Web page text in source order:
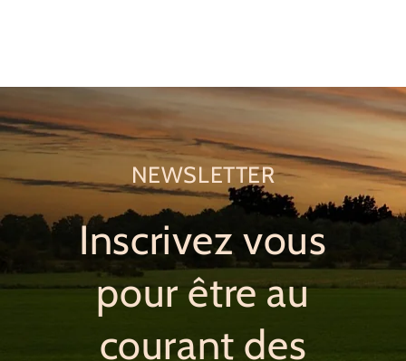
NEWSLETTER
Inscrivez vous
pour être au
courant des